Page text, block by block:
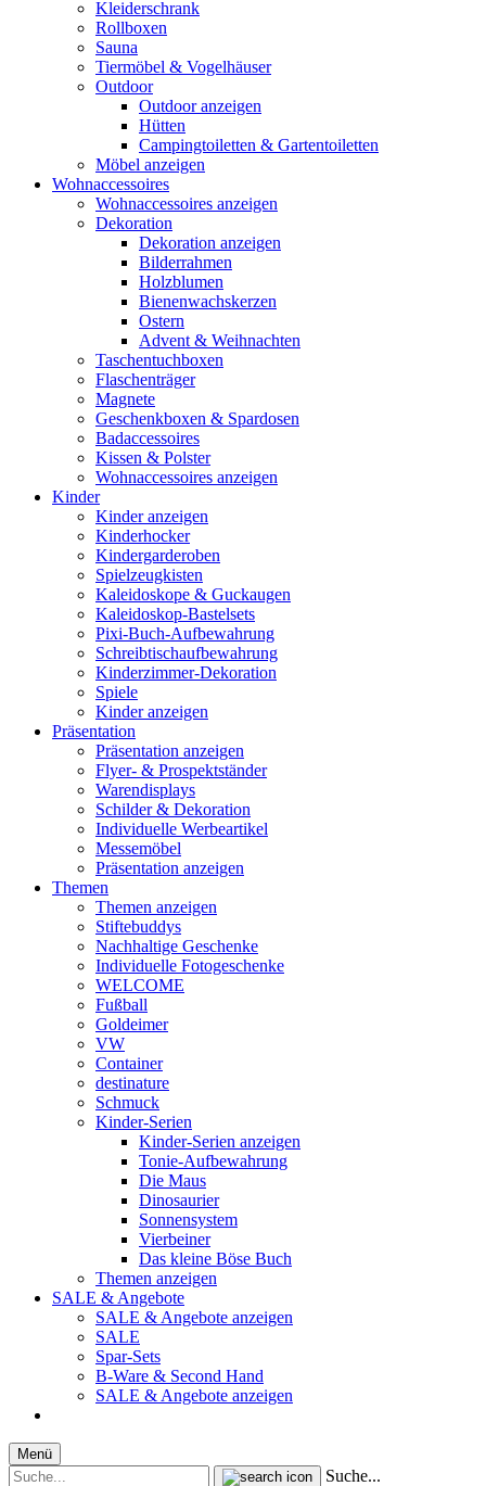
Kleiderschrank
Rollboxen
Sauna
Tiermöbel & Vogelhäuser
Outdoor
Outdoor anzeigen
Hütten
Campingtoiletten & Gartentoiletten
Möbel anzeigen
Wohnaccessoires
Wohnaccessoires anzeigen
Dekoration
Dekoration anzeigen
Bilderrahmen
Holzblumen
Bienenwachskerzen
Ostern
Advent & Weihnachten
Taschentuchboxen
Flaschenträger
Magnete
Geschenkboxen & Spardosen
Badaccessoires
Kissen & Polster
Wohnaccessoires anzeigen
Kinder
Kinder anzeigen
Kinderhocker
Kindergarderoben
Spielzeugkisten
Kaleidoskope & Guckaugen
Kaleidoskop-Bastelsets
Pixi-Buch-Aufbewahrung
Schreibtischaufbewahrung
Kinderzimmer-Dekoration
Spiele
Kinder anzeigen
Präsentation
Präsentation anzeigen
Flyer- & Prospektständer
Warendisplays
Schilder & Dekoration
Individuelle Werbeartikel
Messemöbel
Präsentation anzeigen
Themen
Themen anzeigen
Stiftebuddys
Nachhaltige Geschenke
Individuelle Fotogeschenke
WELCOME
Fußball
Goldeimer
VW
Container
destinature
Schmuck
Kinder-Serien
Kinder-Serien anzeigen
Tonie-Aufbewahrung
Die Maus
Dinosaurier
Sonnensystem
Vierbeiner
Das kleine Böse Buch
Themen anzeigen
SALE & Angebote
SALE & Angebote anzeigen
SALE
Spar-Sets
B-Ware & Second Hand
SALE & Angebote anzeigen
Menü
Suche...